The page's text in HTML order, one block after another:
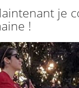
je
!